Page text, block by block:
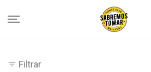
Filtrar